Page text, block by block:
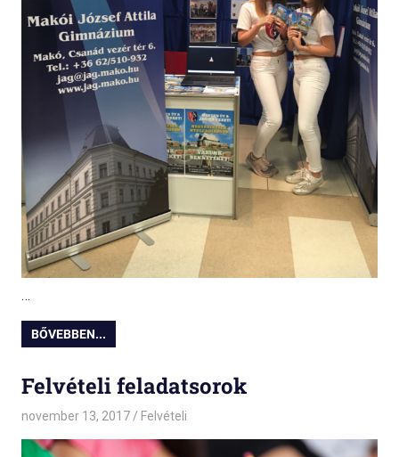
…
BŐVEBBEN...
Felvételi feladatsorok
november 13, 2017 admin
Felvételi